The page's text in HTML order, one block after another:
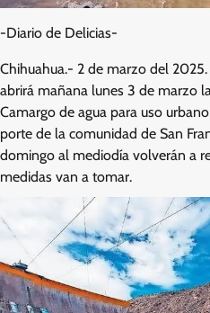
-Diario de Delicias-
Chihuahua.- 2 de marzo del
abrirá mañana lunes 3 de marzo
Camargo de agua para uso
porte de la comunidad de San
domingo al mediodía volverán a
medidas van a tomar.